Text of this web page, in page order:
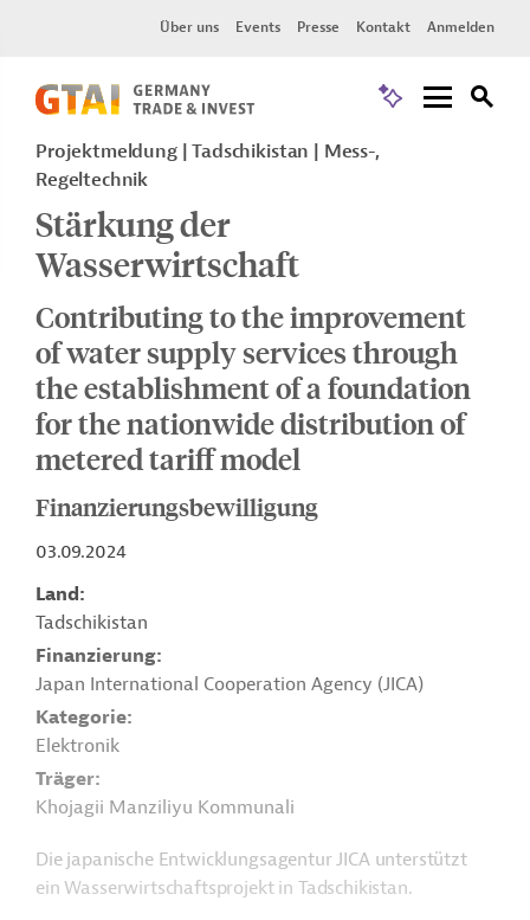
Über uns Events Presse Kontakt Anmelden
Projektmeldung Tadschikistan
Mess-,
Regeltechnik
Stärkung der
Wasserwirtschaft
Contributing to the improvement
of water supply services through
the establishment of a foundation
for the nationwide distribution of
metered tariff model
Finanzierungsbewilligung
03.09.2024
Land
Tadschikistan
Finanzierung
Japan International Cooperation Agency (JICA)
Kategorie
Elektronik
Träger
Khojagii Manziliyu Kommunali
Die japanische Entwicklungsagentur JICA unterstützt
ein Wasserwirtschaftsprojekt in Tadschikistan.